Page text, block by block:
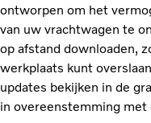
ontworpen om het
van uw vrachtwagen te
op afstand downloaden,
werkplaats kunt
updates bekijken in de
in overeenstemming